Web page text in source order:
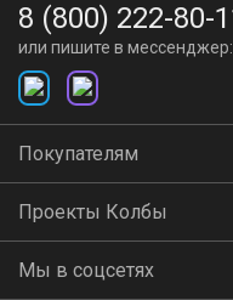
8 (800) 222-80-
или пишите в мессенджер:
Покупателям
Проекты Колбы
Мы в соцсетях